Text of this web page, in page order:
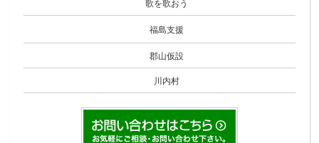
歌を歌おう
福島支援
郡山仮設
川内村